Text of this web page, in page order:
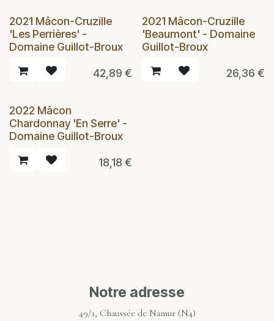
2021 Mâcon-Cruzille
'Les Perrières' -
Domaine Guillot-Broux
42,89 €
2021 Mâcon-Cruzille
'Beaumont' - Domaine
Guillot-Broux
26,36 €
2022 Mâcon
Chardonnay 'En Serre' -
Domaine Guillot-Broux
18,18 €
Notre adresse
49/1, Chaussée de Namur (N4)